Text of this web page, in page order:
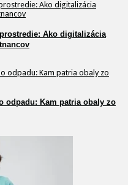
Ako digitalizácia
odpadu: Kam patria obaly zo